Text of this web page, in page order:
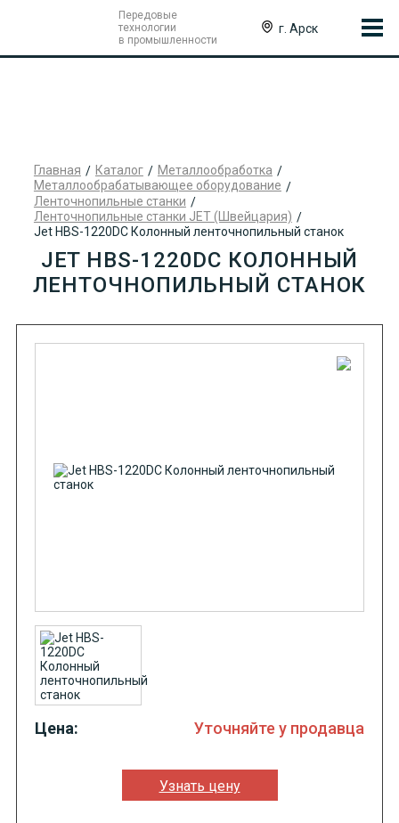
Передовые
технологии
в промышленности
г. Арск
Главная Каталог
Металлообработка
Металлообрабатывающее оборудование
Ленточнопильные станки
Ленточнопильные станки JET (Швейцария)
Jet HBS-1220DC Колонный ленточнопильный станок
JET HBS-1220DC КОЛОННЫЙ
ЛЕНТОЧНОПИЛЬНЫЙ СТАНОК
Цена: Уточняйте у продавца
Узнать цену